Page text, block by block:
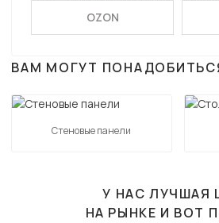
OZON
ВАМ МОГУТ
Стеновые панели
У НАС ЛУЧШАЯ
НА РЫНКЕ И ВОТ